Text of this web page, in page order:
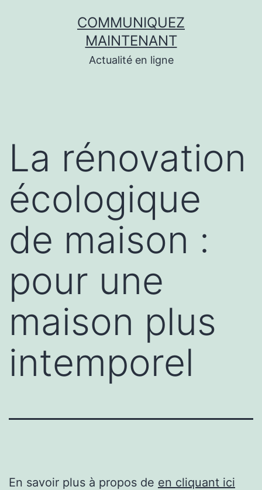
COMMUNIQUEZ
MAINTENANT
Actualité en ligne
La rénovation
écologique
de maison :
pour une
maison plus
intemporel
En savoir plus à propos de en cliquant ici